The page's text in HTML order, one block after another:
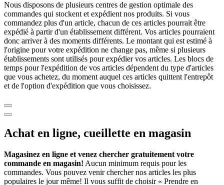
Nous disposons de plusieurs centres de gestion optimale des
commandes qui stockent et expédient nos produits. Si vous
commandez plus d'un article, chacun de ces articles pourrait être
expédié à partir d'un établissement différent. Vos articles pourraient
donc arriver à des moments différents. Le montant qui est estimé à
l'origine pour votre expédition ne change pas, même si plusieurs
établissements sont utilisés pour expédier vos articles. Les blocs de
temps pour l'expédition de vos articles dépendent du type d'articles
que vous achetez, du moment auquel ces articles quittent l'entrepôt
et de l'option d'expédition que vous choisissez.
Achat en ligne, cueillette en magasin
Magasinez en ligne et venez chercher gratuitement votre
commande en magasin! Aucun minimum requis pour les
commandes. Vous pouvez venir chercher nos articles les plus
populaires le jour même! Il vous suffit de choisir « Prendre en